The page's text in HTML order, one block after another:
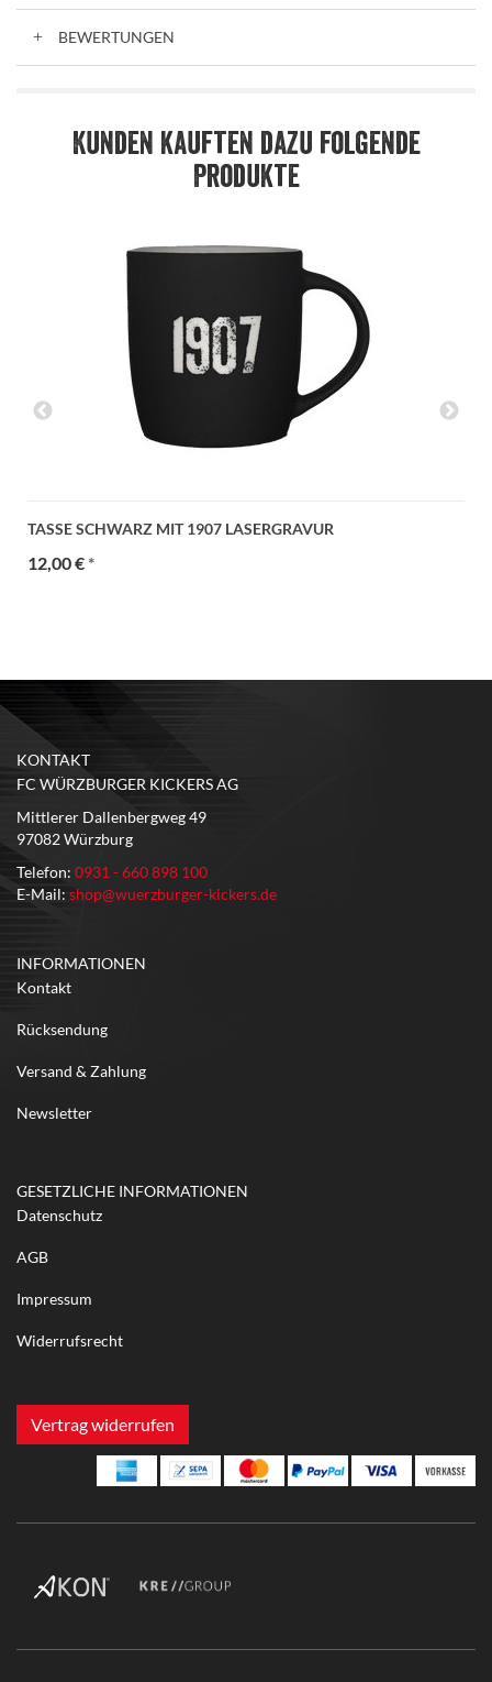
BEWERTUNGEN
Kunden kauften dazu folgende
Produkte
TASSE SCHWARZ MIT 1907 LASERGRAVUR
12,00 €*
KONTAKT
FC WÜRZBURGER KICKERS AG
Mittlerer Dallenbergweg 49
97082 Würzburg
Telefon: 0931 - 660 898 100
E-Mail: shop@wuerzburger-kickers.de
INFORMATIONEN
Kontakt
Rücksendung
Versand & Zahlung
Newsletter
GESETZLICHE INFORMATIONEN
Datenschutz
AGB
Impressum
Widerrufsrecht
Vertrag widerrufen